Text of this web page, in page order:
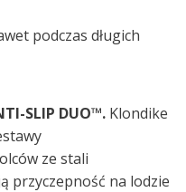
podczas długich
SLIP DUO™. Klondike
ze stali
przyczepność na lodzie